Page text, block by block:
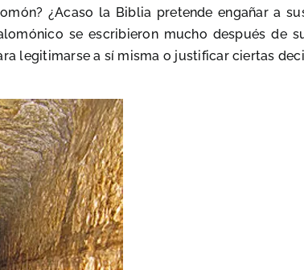
¿Acaso la Biblia pretende engañar a
se escribieron mucho después de
legitimarse a sí misma o justificar ciertas